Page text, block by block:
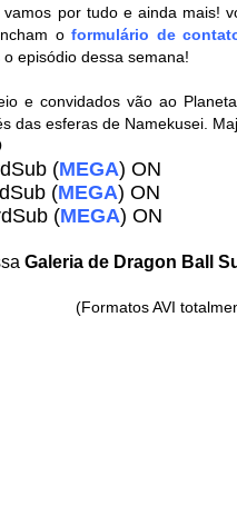
por tudo e ainda mais!
oformulário de
episódio dessa semana!
e convidados vão ao
das esferas de Namekusei.
(MEGA) ON
(MEGA) ON
(MEGA) ON
Galeria de Dragon Ball
(Formatos AVI